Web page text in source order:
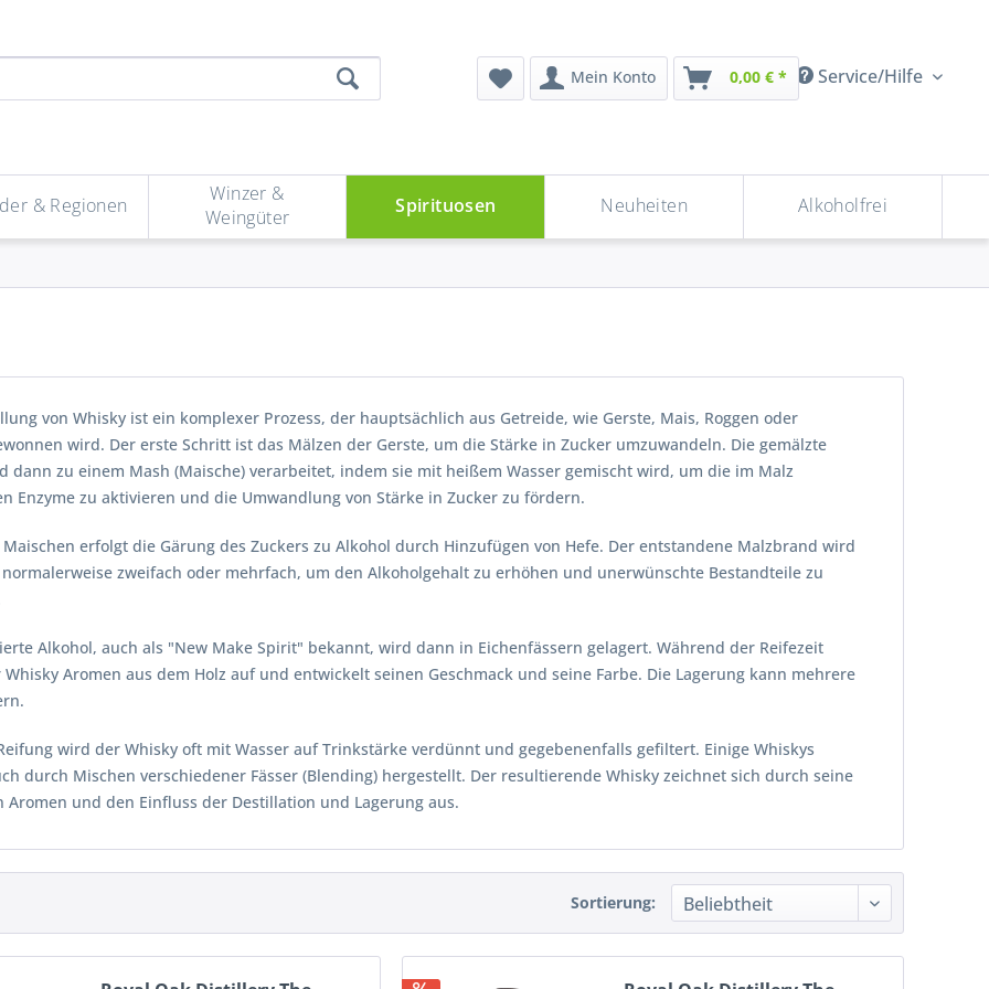
Service/Hilfe
Mein Konto 0,00 € *
& Regionen
Winzer &
Weingüter
Spirituosen Neuheiten Alkoholfrei
von Whisky ist ein komplexer Prozess, der hauptsächlich aus Getreide, wie Gerste, Mais, Roggen oder
wird. Der erste Schritt ist das Mälzen der Gerste, um die Stärke in Zucker umzuwandeln. Die gemälzte
dann zu einem Mash (Maische) verarbeitet, indem sie mit heißem Wasser gemischt wird, um die im Malz
Enzyme zu aktivieren und die Umwandlung von Stärke in Zucker zu fördern.
erfolgt die Gärung des Zuckers zu Alkohol durch Hinzufügen von Hefe. Der entstandene Malzbrand wird
zweifach oder mehrfach, um den Alkoholgehalt zu erhöhen und unerwünschte Bestandteile zu
Alkohol, auch als "New Make Spirit" bekannt, wird dann in Eichenfässern gelagert. Während der Reifezeit
Aromen aus dem Holz auf und entwickelt seinen Geschmack und seine Farbe. Die Lagerung kann mehrere
wird der Whisky oft mit Wasser auf Trinkstärke verdünnt und gegebenenfalls gefiltert. Einige Whiskys
durch Mischen verschiedener Fässer (Blending) hergestellt. Der resultierende Whisky zeichnet sich durch seine
Aromen und den Einfluss der Destillation und Lagerung aus.
Sortierung: